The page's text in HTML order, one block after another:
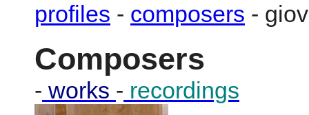
profiles - composers -
Composers
- works - recordings